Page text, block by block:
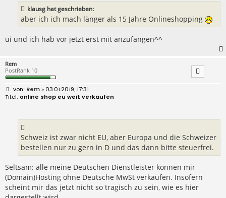
klausg hat geschrieben:
aber ich ich mach länger als 15 Jahre Onlineshopping
ui und ich hab vor jetzt erst mit anzufangen^^
Rem
PostRank 10
B
e
Rem» 03.01.2019, 17:31
online shop eu weit verkaufen
Schweiz ist zwar nicht EU, aber Europa und die Schweizer
bestellen nur zu gern in D und das dann bitte steuerfrei.
Seltsam: alle meine Deutschen Dienstleister können mir
(Domain)Hosting ohne Deutsche MwSt verkaufen. Insofern
scheint mir das jetzt nicht so tragisch zu sein, wie es hier